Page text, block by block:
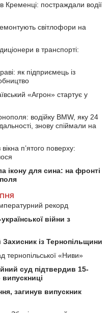
Кременці: постраждали водії
світлофори на
в транспорті:
як підприємець із
«Агрон» стартує у
водійку BMW, яку 24
знову спіймали на
п’ятого поверху:
ікону для сина: на фронті
рекорд
війни з
Захисник із Тернопільщини
тернопільської «Ниви»
суд підтвердив 15-
загинув випускник